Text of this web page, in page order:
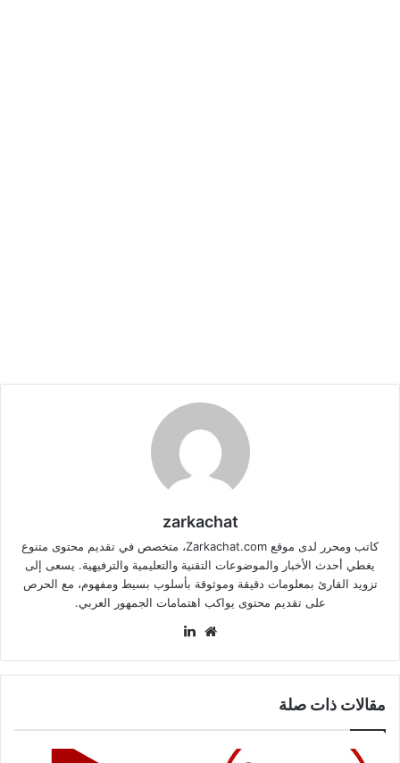
zarkachat
كاتب ومحرر لدى موقع Zarkachat.com، متخصص في تقديم محتوى متنوع
يغطي أحدث الأخبار والموضوعات التقنية والتعليمية والترفيهية. يسعى إلى
تزويد القارئ بمعلومات دقيقة وموثوقة بأسلوب بسيط ومفهوم، مع الحرص
على تقديم محتوى يواكب اهتمامات الجمهور العربي.
موقع
مقالات ذات صلة